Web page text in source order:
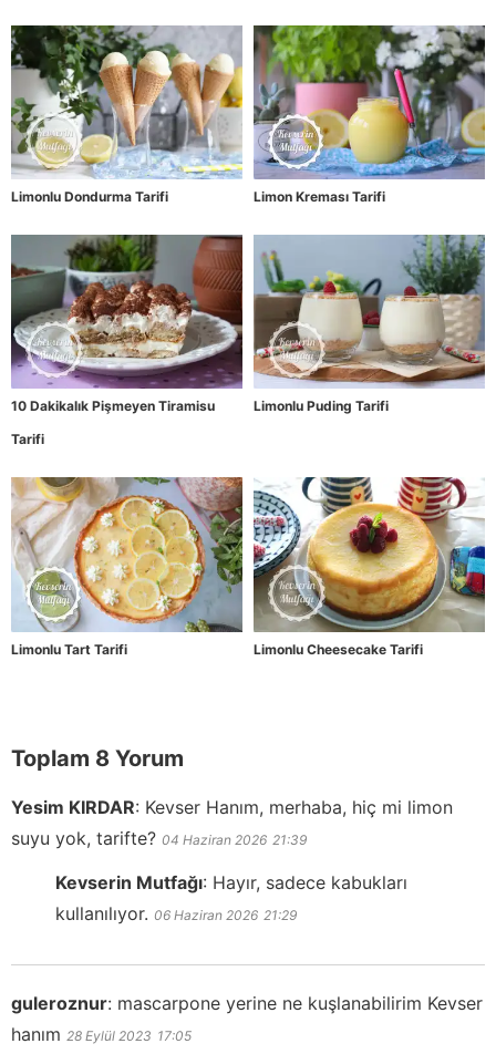
Limonlu Dondurma Tarifi Limon Kreması Tarifi
10 Dakikalık Pişmeyen Tiramisu
Tarifi
Limonlu Puding Tarifi
Limonlu Tart Tarifi Limonlu Cheesecake Tarifi
Toplam 8 Yorum
Yesim KIRDAR: Kevser Hanım, merhaba, hiç mi limon
suyu yok, tarifte? 04 Haziran 2026 21:39
Kevserin Mutfağı: Hayır, sadece kabukları
kullanılıyor. 06 Haziran 2026 21:29
guleroznur: mascarpone yerine ne kuşlanabilirim Kevser
hanım 28 Eylül 2023 17:05